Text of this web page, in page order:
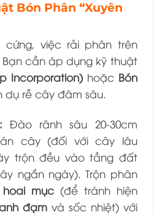
Bón Phân “Xuyên
việc rải phân trên
cần áp dụng kỹ thuật
Incorporation)hoặc Bón
rễ cây đâm sâu.
Đào rãnh sâu 20-30cm
cây (đối với cây lâu
trộn đều vào tầng đất
ngắn ngày). Trộn phân
mục(để tránh hiện
đạmvà sốc nhiệt) với